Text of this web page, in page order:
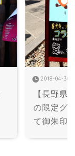
【長野県
の限定グ
て御朱印
2018-04-30